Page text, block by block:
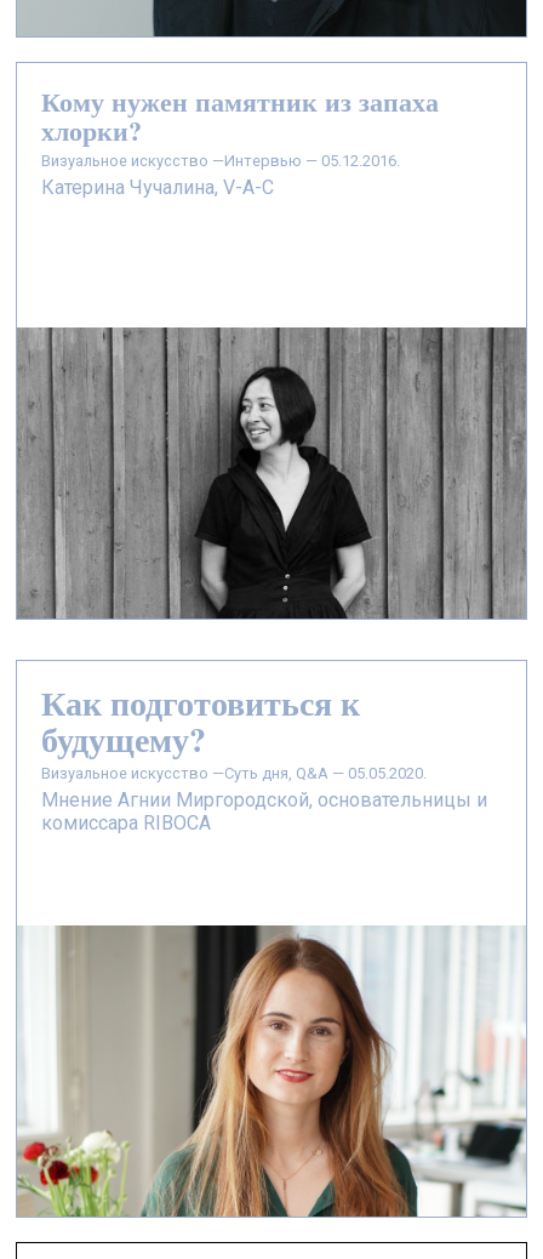
Кому нужен памятник из запаха
хлорки?
визуальное искусство —Интервью — 05.12.2016.
Катерина Чучалина, V-A-C
Как подготовиться к
будущему?
визуальное искусство —Суть дня, Q&A — 05.05.2020.
Мнение Агнии Миргородской, основательницы и
комиссара RIBOCA